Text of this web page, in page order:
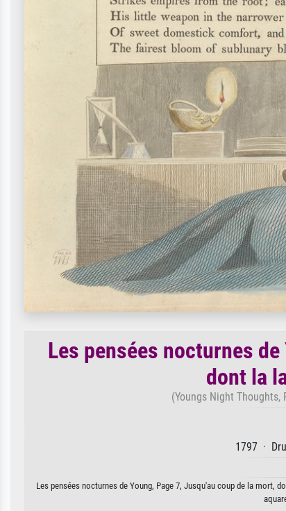
Les pensées nocturnes
dont la
(Youngs Night
1797 ·
Les pensées nocturnes de Young, Page 7, Jusqu'au coup de la mort,